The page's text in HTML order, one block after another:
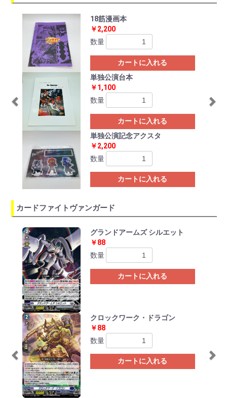
18筋漫画本
￥2,200
数量
カートに入れる
単独公演台本
￥1,100
数量
カートに入れる
単独公演記念アクスタ
￥2,200
数量
カートに入れる
Previous
カードファイトヴァンガード
グランドアームズ シルエット
￥88
数量
カートに入れる
クロックワーク・ドラゴン
￥88
数量
カートに入れる
Previous